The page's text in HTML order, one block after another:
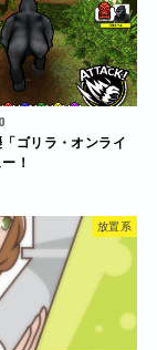
ゴリラ・オンライ
！
放置系